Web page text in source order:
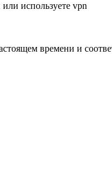
используете vpn
времени и